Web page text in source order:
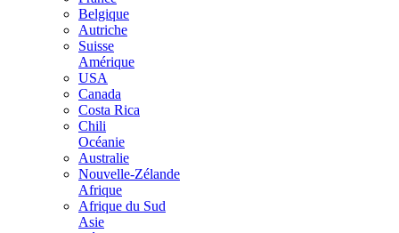
Belgique
Autriche
Suisse
Amérique
USA
Canada
Costa Rica
Chili
Océanie
Australie
Nouvelle-Zélande
Afrique
Afrique du Sud
Asie